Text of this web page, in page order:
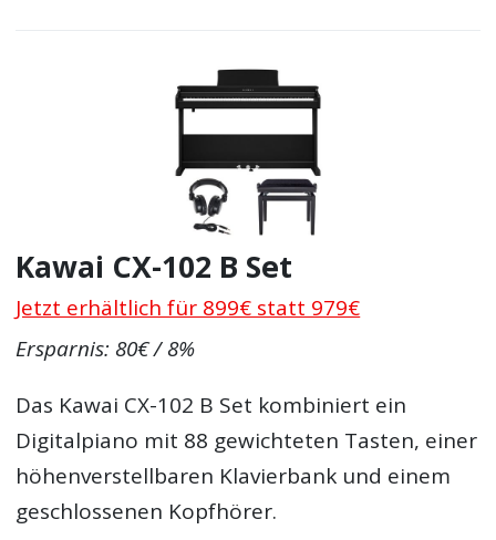
Kawai CX-102 B Set
Jetzt erhältlich für 899€ statt 979€
Ersparnis: 80€ / 8%
Das Kawai CX-102 B Set kombiniert ein
Digitalpiano mit 88 gewichteten Tasten, einer
höhenverstellbaren Klavierbank und einem
geschlossenen Kopfhörer.